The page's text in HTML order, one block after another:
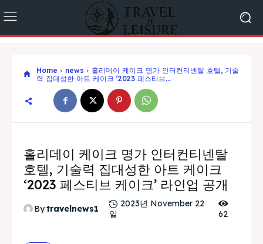
Home news
홀리데이 케이크 명가 인터컨티넨탈 호텔, 기술
력 집대성한 아트 케이크 ‘2023 페스티브...
홀리데이 케이크 명가 인터컨티넨탈
호텔, 기술력 집대성한 아트 케이크
‘2023 페스티브 케이크’ 라인업 공개
Bytravelnews1
2023년 November 22
일
62